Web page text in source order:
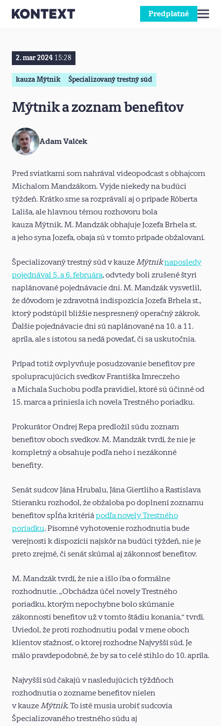
Predplatné
2. mar 2024 15:28
kauza Mýtnik Špecializovaný trestný súd
Mýtnik a zoznam benefitov
Adam Valček
Pred sviatkami som nahrával videopodcast s obhajcom
Michalom Mandzákom. Vyjde niekedy na budúci
týždeň. Krátko sme sa rozprávali aj o prípade Róberta
Lališa, ale hlavnou témou rozhovoru bola
kauza Mýtnik. M. Mandzák obhajuje Jozefa Brhela st.
a jeho syna Jozefa, obaja sú v tomto prípade obžalovaní.
Špecializovaný trestný súd v kauzeMýtniknaposledy
pojednával 5. a 6. februára, odvtedy boli zrušené štyri
naplánované pojednávacie dni. M. Mandzák vysvetlil,
že dôvodom je zdravotná indispozícia Jozefa Brhela st.,
ktorý podstúpil bližšie nespresnený operačný zákrok.
Ďalšie pojednávacie dni sú naplánované na 10. a 11.
apríla, ale s istotou sa nedá povedať, či sa uskutočnia.
Prípad totiž ovplyvňuje posudzovanie benefitov pre
spolupracujúcich svedkov Františka Imreczeho
a Michala Suchobu podľa pravidiel, ktoré sú účinné od
15. marca a priniesla ich novela Trestného poriadku.
Prokurátor Ondrej Repa predložil súdu zoznam
benefitov oboch svedkov. M. Mandzák tvrdí, že nie je
kompletný a obsahuje podľa neho i nezákonné
benefity.
Senát sudcov Jána Hrubalu, Jána Giertliho a Rastislava
Stieranku rozhodol, že obžaloba po doplnení zoznamu
benefitov spĺňa kritériápodľa novely Trestného
poriadku. Písomné vyhotovenie rozhodnutia bude
verejnosti k dispozícii najskôr na budúci týždeň, nie je
preto zrejmé, či senát skúmal aj zákonnosť benefitov.
M. Mandzák tvrdí, že nie a išlo iba o formálne
rozhodnutie. „Obchádza účel novely Trestného
poriadku, ktorým nepochybne bolo skúmanie
zákonnosti benefitov už v tomto štádiu konania,“ tvrdí.
Uviedol, že proti rozhodnutiu podal v mene oboch
klientov sťažnosť, o ktorej rozhodne Najvyšší súd. Je
málo pravdepodobné, že by sa to celé stihlo do 10. apríla.
Najvyšší súd čakajú v nasledujúcich týždňoch
rozhodnutia o zozname benefitov nielen
v kauzeMýtnik. To isté musia urobiť sudcovia
Špecializovaného trestného súdu aj